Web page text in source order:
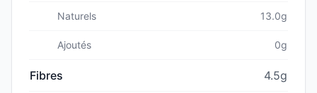
Naturels 13.0g
Ajoutés 0g
Fibres 4.5g